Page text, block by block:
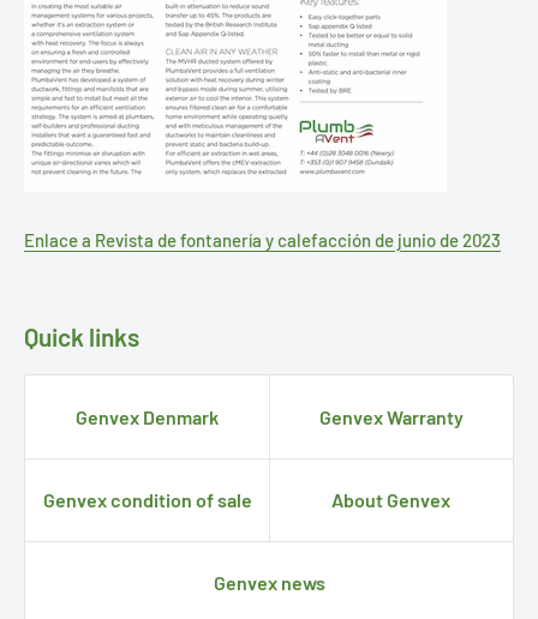
Enlace a Revista de fontanería y calefacción de junio de 2023
Quick links
Genvex Denmark Genvex Warranty
Genvex condition of sale About Genvex
Genvex news